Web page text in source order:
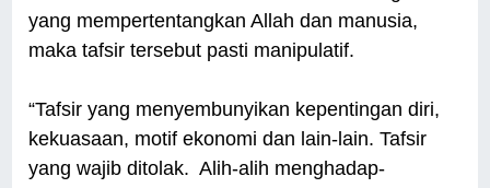
yang mempertentangkan Allah dan manusia,
maka tafsir tersebut pasti manipulatif.
“Tafsir yang menyembunyikan kepentingan diri,
kekuasaan, motif ekonomi dan lain-lain. Tafsir
yang wajib ditolak. Alih-alih menghadap-